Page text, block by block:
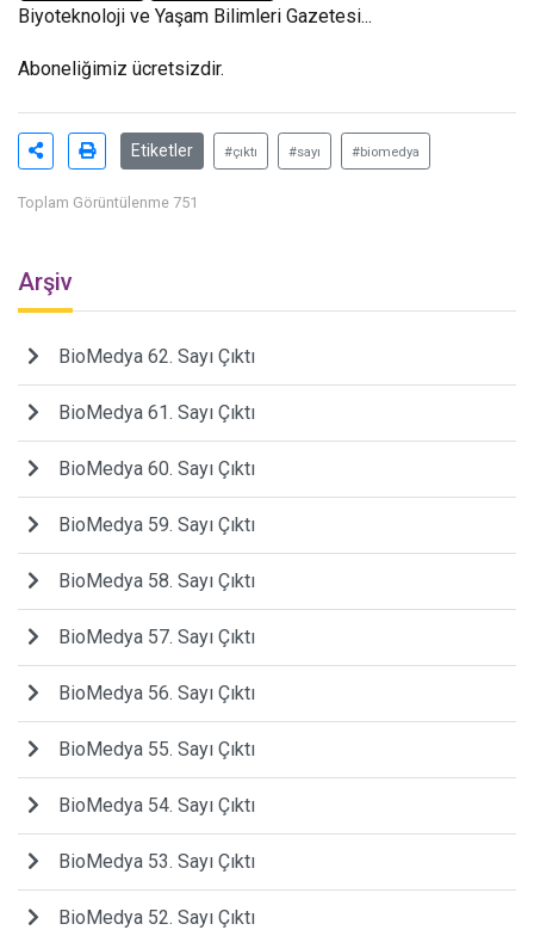
Biyoteknoloji ve Yaşam Bilimleri Gazetesi...
Aboneliğimiz ücretsizdir.
Etiketler #çıktı #sayı #biomedya
Toplam Görüntülenme 751
Arşiv
BioMedya 62. Sayı Çıktı
BioMedya 61. Sayı Çıktı
BioMedya 60. Sayı Çıktı
BioMedya 59. Sayı Çıktı
BioMedya 58. Sayı Çıktı
BioMedya 57. Sayı Çıktı
BioMedya 56. Sayı Çıktı
BioMedya 55. Sayı Çıktı
BioMedya 54. Sayı Çıktı
BioMedya 53. Sayı Çıktı
BioMedya 52. Sayı Çıktı